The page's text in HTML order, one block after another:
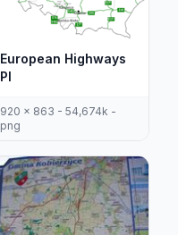
European Highways
Pl
920 x 863 - 54,674k -
png